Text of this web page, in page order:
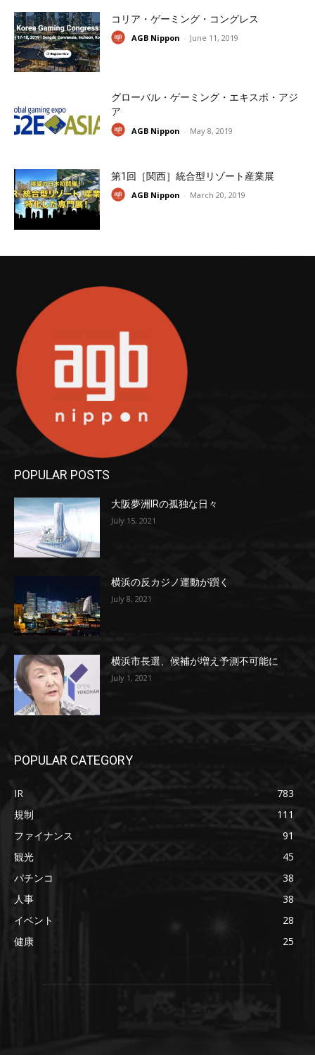
コリア・ゲーミング・コングレス
AGB Nippon - June 11, 2019
グローバル・ゲーミング・エキスポ・アジ
ア
AGB Nippon - May 8, 2019
第1回［関西］統合型リゾート産業展
AGB Nippon - March 20, 2019
POPULAR POSTS
大阪夢洲IRの孤独な日々
July 15, 2021
横浜の反カジノ運動が躓く
July 8, 2021
横浜市長選、候補が増え予測不可能に
July 1, 2021
POPULAR CATEGORY
IR
783
規制
111
ファイナンス
91
観光
45
パチンコ
38
人事
38
イベント
28
健康
25